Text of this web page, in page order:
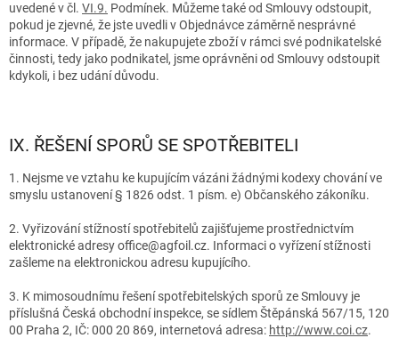
uvedené v čl. VI.9. Podmínek. Můžeme také od Smlouvy odstoupit,
pokud je zjevné, že jste uvedli v Objednávce záměrně nesprávné
informace. V případě, že nakupujete zboží v rámci své podnikatelské
činnosti, tedy jako podnikatel, jsme oprávněni od Smlouvy odstoupit
kdykoli, i bez udání důvodu.
IX. ŘEŠENÍ SPORŮ SE SPOTŘEBITELI
1. Nejsme ve vztahu ke kupujícím vázáni žádnými kodexy chování ve
smyslu ustanovení § 1826 odst. 1 písm. e) Občanského zákoníku.
2. Vyřizování stížností spotřebitelů zajišťujeme prostřednictvím
elektronické adresy office@agfoil.cz. Informaci o vyřízení stížnosti
zašleme na elektronickou adresu kupujícího.
3. K mimosoudnímu řešení spotřebitelských sporů ze Smlouvy je
příslušná Česká obchodní inspekce, se sídlem Štěpánská 567/15, 120
00 Praha 2, IČ: 000 20 869, internetová adresa: http://www.coi.cz.